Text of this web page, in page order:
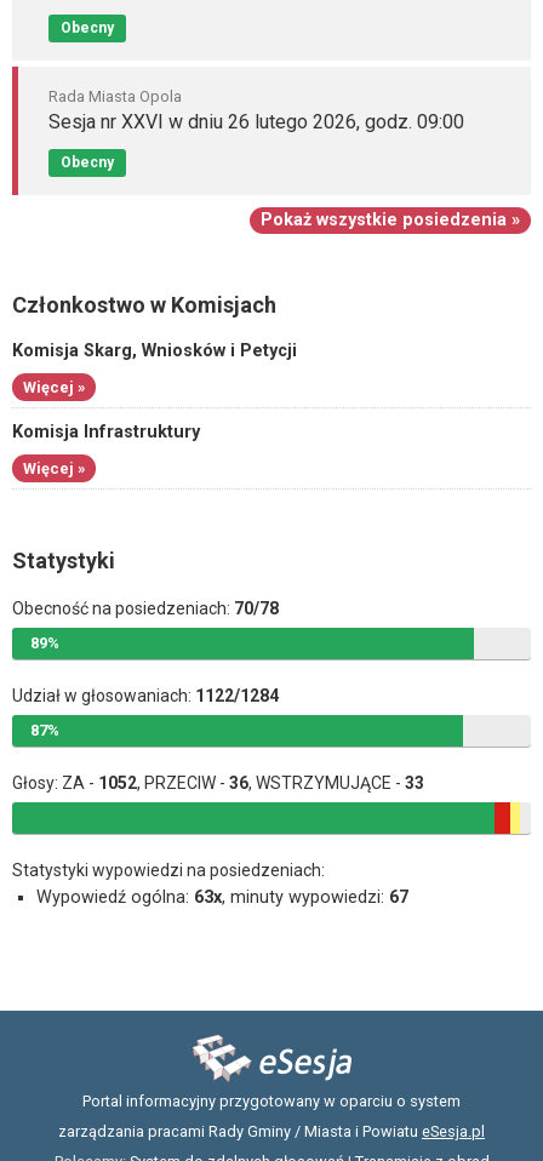
Obecny
Rada Miasta Opola
Sesja nr XXVI w dniu 26 lutego 2026, godz. 09:00
Obecny
Pokaż wszystkie posiedzenia »
Członkostwo w Komisjach
Komisja Skarg, Wniosków i Petycji
Więcej »
Komisja Infrastruktury
Więcej »
Statystyki
Obecność na posiedzeniach: 70/78
89%
Udział w głosowaniach: 1122/1284
87%
Głosy: ZA - 1052, PRZECIW - 36, WSTRZYMUJĄCE - 33
Statystyki wypowiedzi na posiedzeniach:
Wypowiedź ogólna: 63x, minuty wypowiedzi: 67
Portal informacyjny przygotowany w oparciu o system
zarządzania pracami Rady Gminy / Miasta i Powiatu eSesja.pl